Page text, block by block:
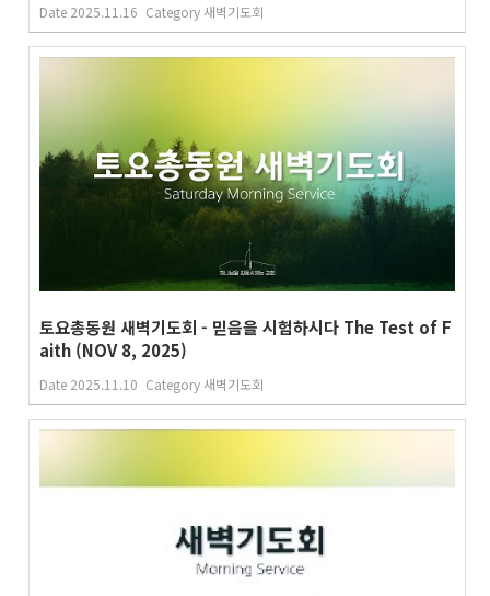
Date 2025.11.16 Category새벽기도회
토요총동원 새벽기도회 - 믿음을 시험하시다 The Test of F
aith (NOV 8, 2025)
Date 2025.11.10 Category새벽기도회